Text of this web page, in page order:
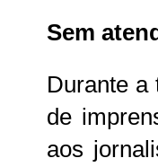
Sem
Durante a
de
aos